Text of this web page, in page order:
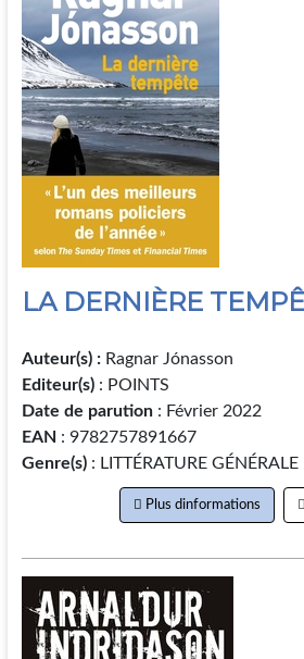
LA DERNIÈRE
Auteur(s) :Ragnar Jónasson
Editeur(s) : POINTS
Date de parution: Février 2022
EAN : 9782757891667
Genre(s): LITTÉRATURE GÉNÉRALE
Plus dinformations